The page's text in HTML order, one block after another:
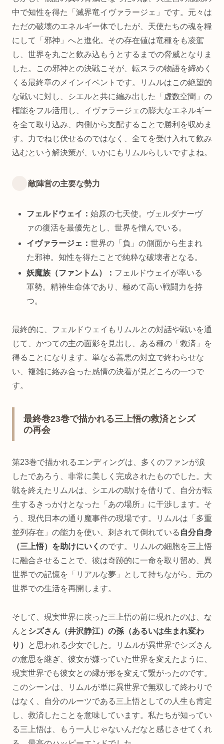
中で知性を得た「滅界竜イヴァラージェ」です。元々は
ただの破壊のエネルギー体でしたが、天使たちの魂を糧
にして「邪神」へと進化。その存在値は竜種をも凌駕
し、世界を丸ごと飲み込もうとするまでの脅威となりま
した。この邪神との決戦こそが、転スラの物語を締めく
くる最終章のメインイベントです。リムルはこの絶望的
な戦いに対し、シエルと共に編み出した「虚数空間」の
権能をフル活用し、イヴァラージェの膨大なエネルギー
を全て取り込み、内側から支配することで勝利を収めま
す。力でねじ伏せるのではなく、全てを受け入れて飲み
込むという解決策が、いかにもリムルらしいですよね。
敵陣営の主要な勢力
フェルドウェイ：始原の七天使。ヴェルダナーヴ
ァの復活を最優先とし、世界を憎んでいる。
イヴァラージェ：世界の「負」の側面から生まれ
た邪神。知性を得たことで純粋な破壊者となる。
妖魔族（ファントム）： フェルドウェイが率いる
軍勢。精神生命体であり、極めて高い戦闘力を持
つ。
最終的に、フェルドウェイもリムルとの対話や戦いを通
じて、かつての主の面影を見出し、ある種の「救済」を
得ることになります。単なる善悪の対立で終わらせな
い、複雑に絡み合った感情の決着が見どころの一つで
す。
最終巻23巻で描かれる三上悟の救済とシズ
の再会
第23巻で描かれるエンディングは、多くのファンが涙
したであろう、非常に美しく完成されたものでした。大
戦を終えたリムルは、シエルの助けを借りて、自分が転
生するきっかけとなった「あの場所」に干渉します。そ
う、現代日本の通り魔事件の現場です。リムルは「多重
並列存在」の能力を使い、刺されて倒れている 自分自身
（三上悟）を助けにいく のです。リムルの細胞を三上悟
に融合させることで、彼は奇跡的に一命を取り留め、異
世界での記憶を「リアルな夢」として持ちながら、元の
世界での生活を再開します。
そして、現実世界に戻った三上悟の前に現れたのは、な
んと シズさん（井沢静江）の孫（あるいは生まれ変わ
り）
と思われる少女でした。リムルが異世界でシズさん
の意思を継ぎ、彼女が嫌っていた世界を変えたように、
現実世界でも彼女との縁が形を変えて繋がったのです。
このシーンは、リムルが単に異世界で無双して終わりで
はなく、自分のルーツである三上悟としての人生も肯定
し、救済したことを意味しています。私たちが知ってい
る三上悟は、もう一人じゃないんだなと感じさせてくれ